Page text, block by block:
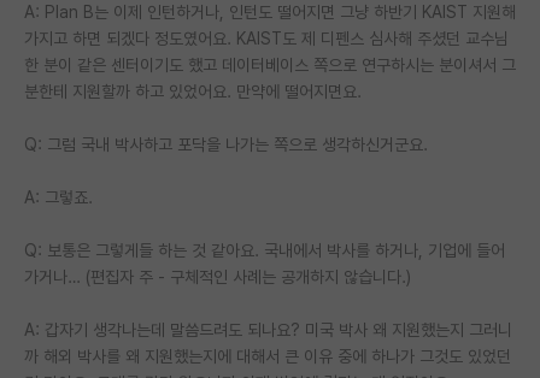
석박사 채용 정보 게시판
임용 정보 게시판
임용 후기 게시판
PI 전용 게시판
특수/전문대학원 게시판
A: Plan B는 이제 인턴하거나, 인턴도 떨어지면 그냥 하반기 KAIST 지원해
가지고 하면 되겠다 정도였어요. KAIST도 제 디펜스 심사해 주셨던 교수님
한 분이 같은 센터이기도 했고 데이터베이스 쪽으로 연구하시는 분이셔서 그
분한테 지원할까 하고 있었어요. 만약에 떨어지면요.
Q: 그럼 국내 박사하고 포닥을 나가는 쪽으로 생각하신거군요.
A: 그렇죠.
Q: 보통은 그렇게들 하는 것 같아요. 국내에서 박사를 하거나, 기업에 들어
가거나… (편집자 주 - 구체적인 사례는 공개하지 않습니다.)
A: 갑자기 생각나는데 말씀드려도 되나요? 미국 박사 왜 지원했는지 그러니
까 해외 박사를 왜 지원했는지에 대해서 큰 이유 중에 하나가 그것도 있었던